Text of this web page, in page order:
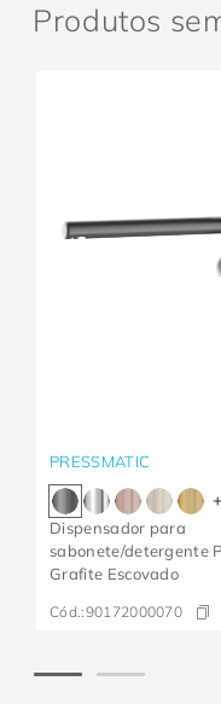
Produtos
PRESSMATIC
+
Dispensador para
sabonete/detergente
Grafite Escovado
Cód.:90172000070